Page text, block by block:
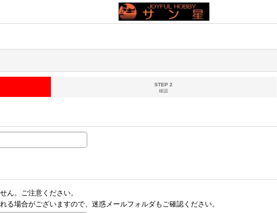
STEP 2
確認
ん。ご注意ください。
る場合がございますので、迷惑メールフォルダもご確認ください。